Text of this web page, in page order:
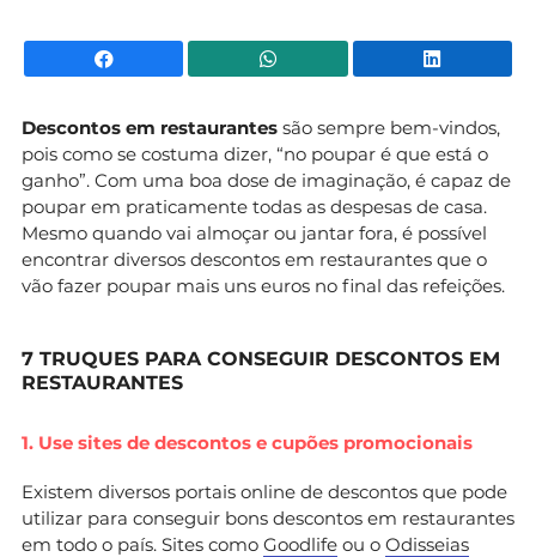
Facebook WhatsApp
Descontos em restaurantes são sempre bem-vindos,
pois como se costuma dizer, “no poupar é que está o
ganho”. Com uma boa dose de imaginação, é capaz de
poupar em praticamente todas as despesas de casa.
Mesmo quando vai almoçar ou jantar fora, é possível
encontrar diversos descontos em restaurantes que o
vão fazer poupar mais uns euros no final das refeições.
7 TRUQUES PARA CONSEGUIR DESCONTOS EM
RESTAURANTES
1. Use sites de descontos e cupões promocionais
Existem diversos portais online de descontos que pode
utilizar para conseguir bons descontos em restaurantes
em todo o país. Sites como Goodlife ou o Odisseias